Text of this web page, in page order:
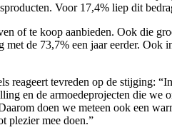
Voor 17,4% liep dit
of te koop aanbieden. Ook die
de 73,7% een jaar eerder.
tevreden op de stijging:
en de armoedeprojecten die
doen we meteen ook een
plezier mee doen.”